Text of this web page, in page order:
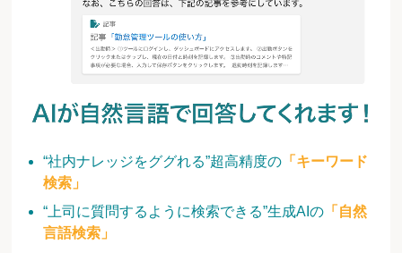
“社内ナレッジをググれる”超高精度の 「キーワード
検索」
“上司に質問するように検索できる”生成AIの 「自然
言語検索」